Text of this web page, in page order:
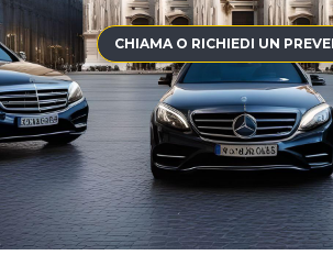
CHIAMA O RICHIEDI UN